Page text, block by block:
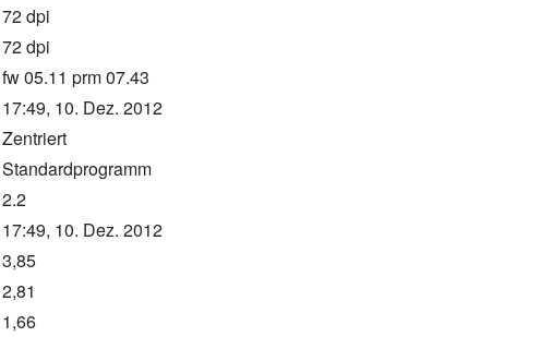
72 dpi
72 dpi
fw 05.11 prm 07.43
17:49, 10. Dez. 2012
Zentriert
Standardprogramm
2.2
17:49, 10. Dez. 2012
3,85
2,81
1,66